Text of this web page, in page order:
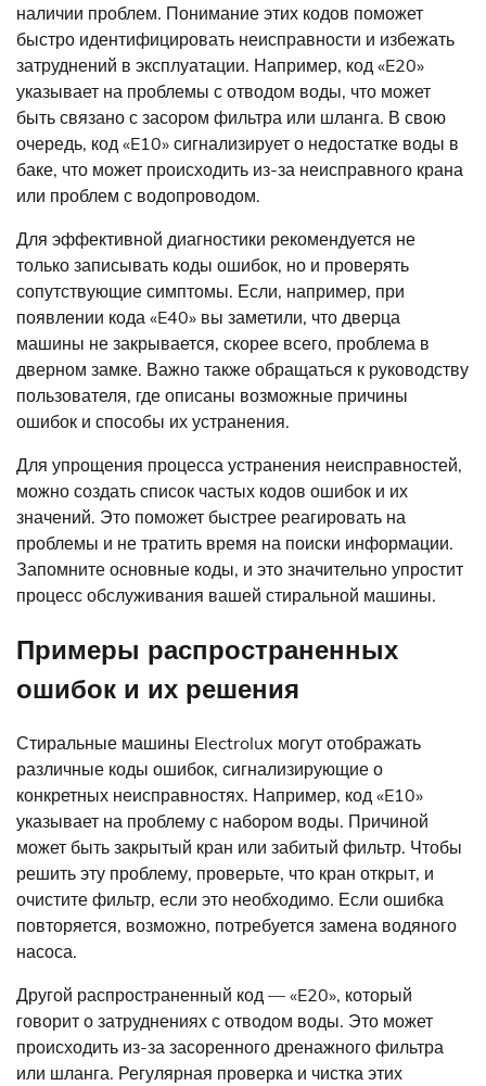
наличии проблем. Понимание этих кодов поможет
быстро идентифицировать неисправности и избежать
затруднений в эксплуатации. Например, код «E20»
указывает на проблемы с отводом воды, что может
быть связано с засором фильтра или шланга. В свою
очередь, код «E10» сигнализирует о недостатке воды в
баке, что может происходить из-за неисправного крана
или проблем с водопроводом.
Для эффективной диагностики рекомендуется не
только записывать коды ошибок, но и проверять
сопутствующие симптомы. Если, например, при
появлении кода «E40» вы заметили, что дверца
машины не закрывается, скорее всего, проблема в
дверном замке. Важно также обращаться к руководству
пользователя, где описаны возможные причины
ошибок и способы их устранения.
Для упрощения процесса устранения неисправностей,
можно создать список частых кодов ошибок и их
значений. Это поможет быстрее реагировать на
проблемы и не тратить время на поиски информации.
Запомните основные коды, и это значительно упростит
процесс обслуживания вашей стиральной машины.
Примеры распространенных
ошибок и их решения
Стиральные машины Electrolux могут отображать
различные коды ошибок, сигнализирующие о
конкретных неисправностях. Например, код «E10»
указывает на проблему с набором воды. Причиной
может быть закрытый кран или забитый фильтр. Чтобы
решить эту проблему, проверьте, что кран открыт, и
очистите фильтр, если это необходимо. Если ошибка
повторяется, возможно, потребуется замена водяного
насоса.
Другой распространенный код — «E20», который
говорит о затруднениях с отводом воды. Это может
происходить из-за засоренного дренажного фильтра
или шланга. Регулярная проверка и чистка этих